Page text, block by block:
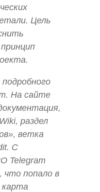
Цель
На сайте
раздел
ветка
С
Telegram
что попало в
карта